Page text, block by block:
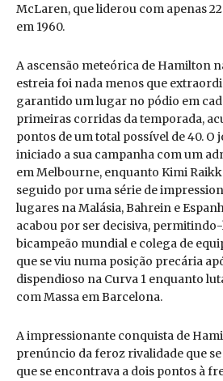
McLaren, que liderou com apenas 22
em 1960.
A ascensão meteórica de Hamilton
estreia foi nada menos que
garantido um lugar no pódio em
primeiras corridas da temporada,
pontos de um total possível de 40.
iniciado a sua campanha com um
em Melbourne, enquanto Kimi
seguido por uma série de
lugares na Malásia, Bahrein e
acabou por ser decisiva,
bicampeão mundial e colega de
que se viu numa posição precária
dispendioso na Curva 1 enquanto
com Massa em Barcelona.
A impressionante conquista de
prenúncio da feroz rivalidade que
que se encontrava a dois pontos à